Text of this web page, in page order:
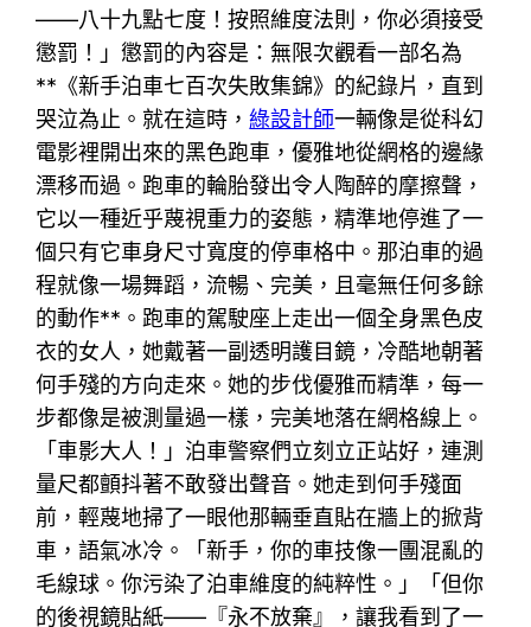
——八十九點七度！按照維度法則，你必須接受
懲罰！」懲罰的內容是：無限次觀看一部名為
**《新手泊車七百次失敗集錦》的紀錄片，直到
哭泣為止。就在這時，綠設計師一輛像是從科幻
電影裡開出來的黑色跑車，優雅地從網格的邊緣
漂移而過。跑車的輪胎發出令人陶醉的摩擦聲，
它以一種近乎蔑視重力的姿態，精準地停進了一
個只有它車身尺寸寬度的停車格中。那泊車的過
程就像一場舞蹈，流暢、完美，且毫無任何多餘
的動作**。跑車的駕駛座上走出一個全身黑色皮
衣的女人，她戴著一副透明護目鏡，冷酷地朝著
何手殘的方向走來。她的步伐優雅而精準，每一
步都像是被測量過一樣，完美地落在網格線上。
「車影大人！」泊車警察們立刻立正站好，連測
量尺都顫抖著不敢發出聲音。她走到何手殘面
前，輕蔑地掃了一眼他那輛垂直貼在牆上的掀背
車，語氣冰冷。「新手，你的車技像一團混亂的
毛線球。你污染了泊車維度的純粹性。」「但你
的後視鏡貼紙——『永不放棄』，讓我看到了一